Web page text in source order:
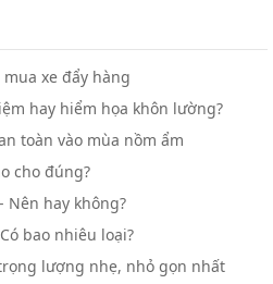
xe đẩy hàng
hay hiểm họa khôn lường?
toàn vào mùa nồm ẩm
cho đúng?
Nên hay không?
bao nhiêu loại?
lượng nhẹ, nhỏ gọn nhất